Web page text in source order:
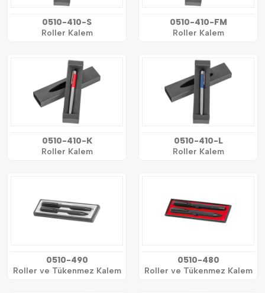
0510-410-S
Roller Kalem
0510-410-FM
Roller Kalem
0510-410-K
Roller Kalem
0510-410-L
Roller Kalem
0510-490
Roller ve Tükenmez Kalem
0510-480
Roller ve Tükenmez Kalem